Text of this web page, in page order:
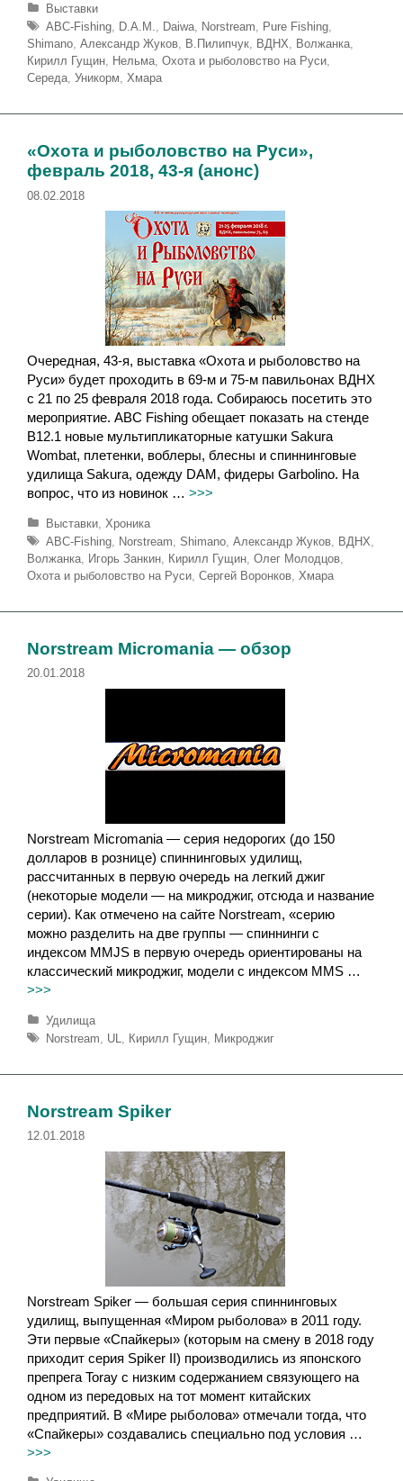
Р
у
б
р
и
и
Выставки
М
е
т
к
ABC-Fishing, D.A.M., Daiwa, Norstream, Pure Fishing,
Shimano, Александр Жуков, В.Пилипчук, ВДНХ, Волжанка,
Кирилл Гущин, Нельма, Охота и рыболовство на Руси,
Середа, Уникорм, Хмара
«Охота и рыболовство на Руси»,
февраль 2018, 43-я (анонс)
08.02.2018
Очередная, 43-я, выставка «Охота и рыболовство на
Руси» будет проходить в 69-м и 75-м павильонах ВДНХ
с 21 по 25 февраля 2018 года. Собираюсь посетить это
мероприятие. ABC Fishing обещает показать на стенде
В12.1 новые мультипликаторные катушки Sakura
Wombat, плетенки, воблеры, блесны и спиннинговые
удилища Sakura, одежду DAM, фидеры Garbolino. На
вопрос, что из новинок … >>>
Р
у
б
р
к
Выставки, Хроника
М
е
т
и
ABC-Fishing, Norstream, Shimano, Александр Жуков, ВДНХ,
Волжанка, Игорь Занкин, Кирилл Гущин, Олег Молодцов,
Охота и рыболовство на Руси, Сергей Воронков, Хмара
Norstream Micromania — обзор
20.01.2018
Norstream Micromania — серия недорогих (до 150
долларов в рознице) спиннинговых удилищ,
рассчитанных в первую очередь на легкий джиг
(некоторые модели — на микроджиг, отсюда и название
серии). Как отмечено на сайте Norstream, «серию
можно разделить на две группы — спиннинги с
индексом MMJS в первую очередь ориентированы на
классический микроджиг, модели с индексом MMS …
>>>
Р
у
и
Удилища
М
т
и
Norstream UL Кирилл Гущин, Микроджиг
Norstream Spiker
12.01.2018
Norstream Spiker — большая серия спиннинговых
удилищ, выпущенная «Миром рыболова» в 2011 году.
Эти первые «Спайкеры» (которым на смену в 2018 году
приходит серия Spiker II) производились из японского
препрега Toray с низким содержанием связующего на
одном из передовых на тот момент китайских
предприятий. В «Мире рыболова» отмечали тогда, что
«Спайкеры» создавались специально под условия …
>>>